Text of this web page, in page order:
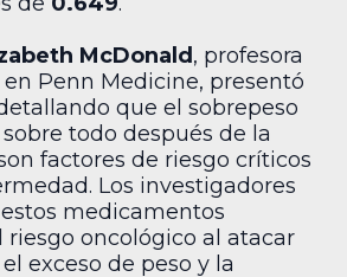
McDonald, profesora
Penn Medicine, presentó
que el sobrepeso
todo después de la
factores de riesgo críticos
Los investigadores
medicamentos
oncológico al atacar
exceso de peso y la